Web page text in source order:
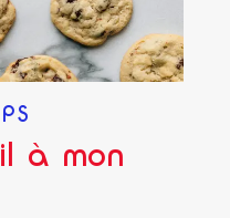
à mon